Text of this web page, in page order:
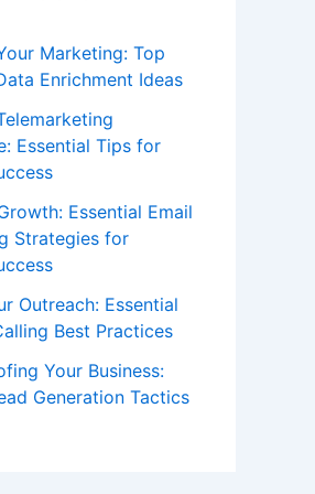
Marketing: Top
Enrichment Ideas
Essential Tips for
Essential Email
Strategies for
Outreach: Essential
Best Practices
Your Business:
Generation Tactics